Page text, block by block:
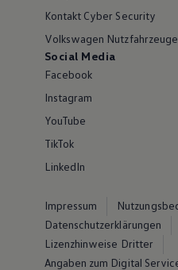
Kontakt Cyber Security
Volkswagen Nutzfahrzeuge
Social Media
Facebook
Instagram
YouTube
TikTok
LinkedIn
Impressum
Datenschutzerklärungen
Lizenzhinweise Dritter
Angaben zum Digital